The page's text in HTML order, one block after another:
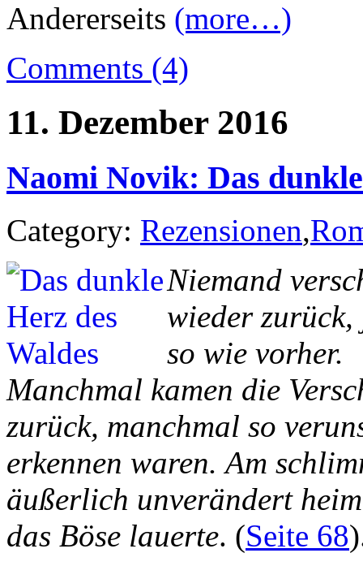
Andererseits (more…)
Comments (4)
11. Dezember 2016
Naomi Novik: Das
Category: Rezensionen,
Niemand
wieder
so wie vorher.
Manchmal kamen die
zurück, manchmal so
erkennen waren. Am
äußerlich unverändert
das Böse lauerte. (Seite 68